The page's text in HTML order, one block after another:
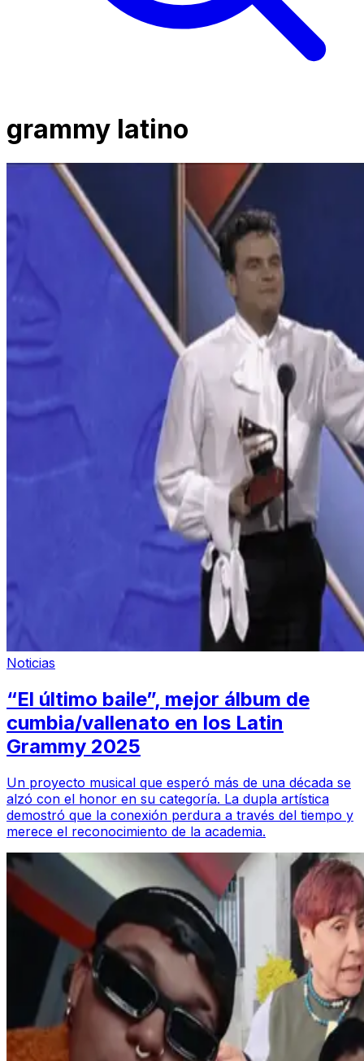
grammy latino
Noticias
“El último baile”, mejor álbum de
cumbia/vallenato en los Latin
Grammy 2025
Un proyecto musical que esperó más de una década se
alzó con el honor en su categoría. La dupla artística
demostró que la conexión perdura a través del tiempo y
merece el reconocimiento de la academia.